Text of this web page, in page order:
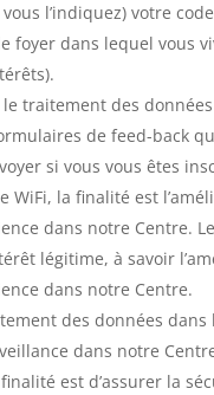
l’indiquez) votre
foyer dans lequel vous
traitement des
de feed-back
si vous vous êtes
WiFi, la finalité est
dans notre Centre.
légitime, à savoir
dans notre Centre.
des données dans
dans notre
est d’assurer la